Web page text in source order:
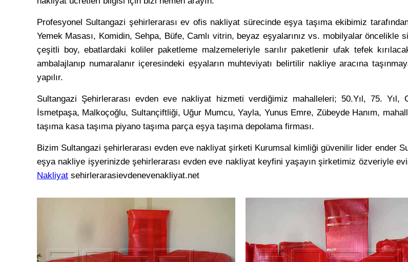
Profesyonel Sultangazi şehirlerarası ev ofis nakliyat sürecinde eşya taşıma ekibimiz
Yemek Masası, Komidin, Sehpa, Büfe, Camlı vitrin, beyaz eşyalarınız vs. mobilyalar
çeşitli boy, ebatlardaki koliler paketleme malzemeleriyle sarılır paketlenir ufak tefek
ambalajlanıp numaralanır içeresindeki eşyaların muhteviyatı belirtilir nakliye aracına
yapılır.
Sultangazi Şehirlerarası evden eve nakliyat hizmeti verdiğimiz mahalleleri; 50.Yıl, 75.
İsmetpaşa, Malkoçoğlu, Sultançiftliği, Uğur Mumcu, Yayla, Yunus Emre, Zübeyde Hanım,
taşıma kasa taşıma piyano taşıma parça eşya taşıma depolama firması.
Bizim Sultangazi şehirlerarası evden eve nakliyat şirketi Kurumsal kimliği güvenilir lider ender
eşya nakliye işyerinizde şehirlerarası evden eve nakliyat keyfini yaşayın şirketimiz özveriyle
Nakliyat sehirlerarasievdenevenakliyat.net